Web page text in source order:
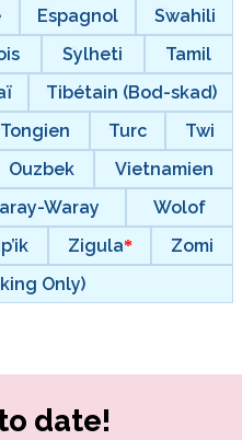
Espagnol
Swahili
Sylheti
Tamil
Tibétain (Bod-skad)
Tongien Turc
Twi
Ouzbek
Vietnamien
Waray
Wolof
Zigula
Zomi
Only)
date!